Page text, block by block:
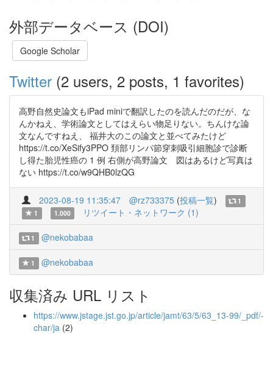
外部データベース (DOI)
Google Scholar
Twitter (2 users, 2 posts, 1 favorites)
高野自然史論文もiPad miniで翻訳したのを読んだのだが、な
んかねえ、学術論文としてはえらい物足りない。ちんけな論
文なんですねえ、 福井大のこの論文と並べてみたけど
https://t.co/XeSify3PPO 頚部リンパ節穿刺吸引細胞診で診断
し得た胎児性癌の 1 例 右側が高野論文 図はあるけど写真は
ない https://t.co/w9QHB0lzQG
2023-08-19 11:35:47 @rz733375 (投稿一覧)
1
1
1.000 リツイート・ネットワーク (1)
1 @nekobabaa
1 @nekobabaa
収集済み URL リスト
https://www.jstage.jst.go.jp/article/jamt/63/5/63_13-99/_pdf/-
char/ja (2)